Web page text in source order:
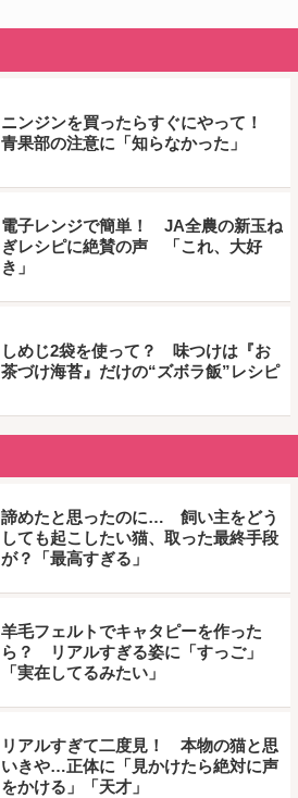
ニンジンを買ったらすぐにやって！
青果部の注意に「知らなかった」
電子レンジで簡単！ JA全農の新玉ね
ぎレシピに絶賛の声 「これ、大好
き」
しめじ2袋を使って？ 味つけは『お
茶づけ海苔』だけの“ズボラ飯”レシピ
諦めたと思ったのに… 飼い主をどう
しても起こしたい猫、取った最終手段
が？「最高すぎる」
羊毛フェルトでキャタピーを作った
ら？ リアルすぎる姿に「すっご」
「実在してるみたい」
リアルすぎて二度見！ 本物の猫と思
いきや…正体に「見かけたら絶対に声
をかける」「天才」